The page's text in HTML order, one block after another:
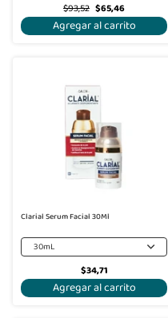
$93,52 $65,46
Agregar al carrito
Clarial Serum Facial 30Ml
30mL
$34,71
Agregar al carrito